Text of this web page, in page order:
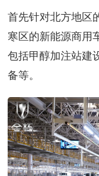
首先针对北方地区
寒区的新能源商用
包括甲醇加注站建
备等。